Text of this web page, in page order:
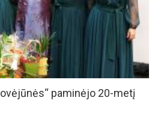
paminėjo 20-metį